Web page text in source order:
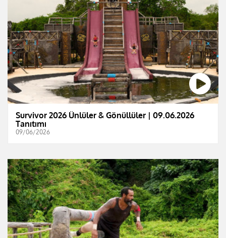
Survivor 2026 Ünlüler & Gönüllüler | 09.06.2026
Tanıtımı
09/06/2026